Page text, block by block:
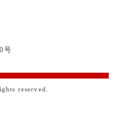
号
reserved.